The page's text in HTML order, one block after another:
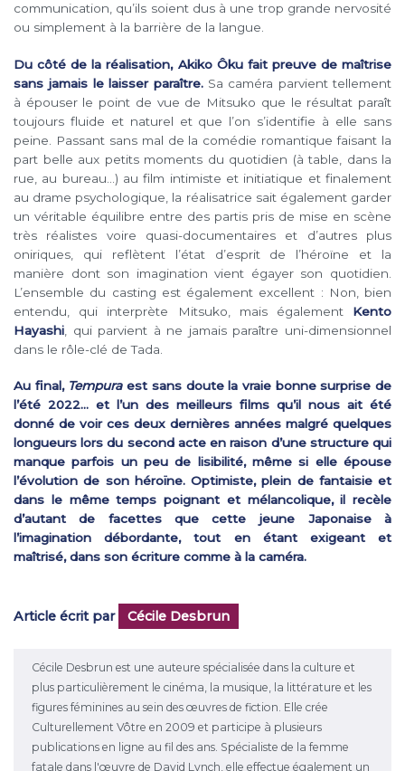
communication, qu’ils soient dus à une trop grande nervosité
ou simplement à la barrière de la langue.
Du côté de la réalisation, Akiko Ôku fait preuve de maîtrise
sans jamais le laisser paraître.Sa caméra parvient tellement
à épouser le point de vue de Mitsuko que le résultat paraît
toujours fluide et naturel et que l’on s’identifie à elle sans
peine. Passant sans mal de la comédie romantique faisant la
part belle aux petits moments du quotidien (à table, dans la
rue, au bureau…) au film intimiste et initiatique et finalement
au drame psychologique, la réalisatrice sait également garder
un véritable équilibre entre des partis pris de mise en scène
très réalistes voire quasi-documentaires et d’autres plus
oniriques, qui reflètent l’état d’esprit de l’héroïne et la
manière dont son imagination vient égayer son quotidien.
L’ensemble du casting est également excellent : Non, bien
entendu, qui interprète Mitsuko, mais également Kento
Hayashi , qui parvient à ne jamais paraître uni-dimensionnel
dans le rôle-clé de Tada.
Au final, Tempuraest sans doute la vraie bonne surprise de
l’été 2022… et l’un des meilleurs films qu’il nous ait été
donné de voir ces deux dernières années malgré quelques
longueurs lors du second acte en raison d’une structure qui
manque parfois un peu de lisibilité, même si elle épouse
l’évolution de son héroïne. Optimiste, plein de fantaisie et
dans le même temps poignant et mélancolique, il recèle
d’autant de facettes que cette jeune Japonaise à
l’imagination débordante, tout en étant exigeant et
maîtrisé, dans son écriture comme à la caméra.
Article écrit par Cécile Desbrun
Cécile Desbrun est une auteure spécialisée dans la culture et
plus particulièrement le cinéma, la musique, la littérature et les
figures féminines au sein des œuvres de fiction. Elle crée
Culturellement Vôtre en 2009 et participe à plusieurs
publications en ligne au fil des ans. Spécialiste de la femme
fatale dans l'œuvre de David Lynch, elle effectue également un